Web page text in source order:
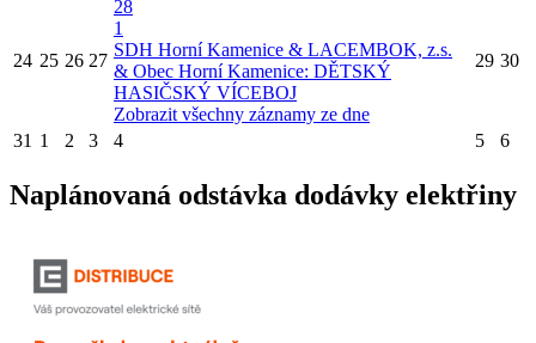
24 25 26 27
28
1
SDH Horní Kamenice & LACEMBOK, z.s.
& Obec Horní Kamenice: DĚTSKÝ
HASIČSKÝ VÍCEBOJ
Zobrazit všechny záznamy ze dne
29 30
31 1 2 3 4 5 6
Naplánovaná odstávka dodávky elektřiny